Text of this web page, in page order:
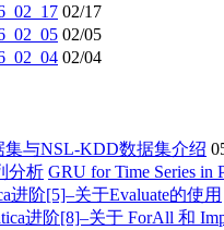
02/17
02/05
02/04
集与NSL-KDD数据集介绍
GRU for Time Series
进阶[5]–关于Evaluate的使用
进阶[8]–关于 ForAll 和